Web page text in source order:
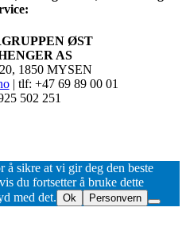
ØST
AS
1850 MYSEN
| tlf: +47 69 89 00 01
502 251
sikre at vi gir deg den beste
du fortsetter å bruke dette
med det. Ok Personvern